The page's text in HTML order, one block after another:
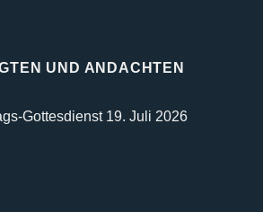
UND ANDACHTEN
Gottesdienst 19. Juli 2026